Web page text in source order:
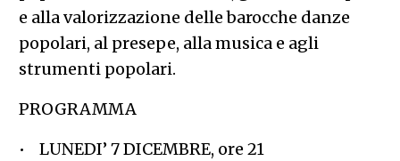
e alla valorizzazione delle barocche danze
popolari, al presepe, alla musica e agli
strumenti popolari.
PROGRAMMA
• LUNEDI’ 7 DICEMBRE, ore 21